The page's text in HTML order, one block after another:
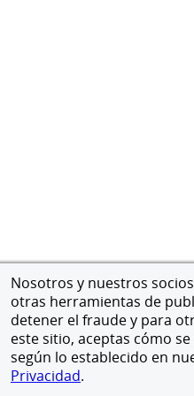
Nosotros y nuestros
otras herramientas de
detener el fraude y para
este sitio, aceptas cómo
según lo establecido en
Privacidad.